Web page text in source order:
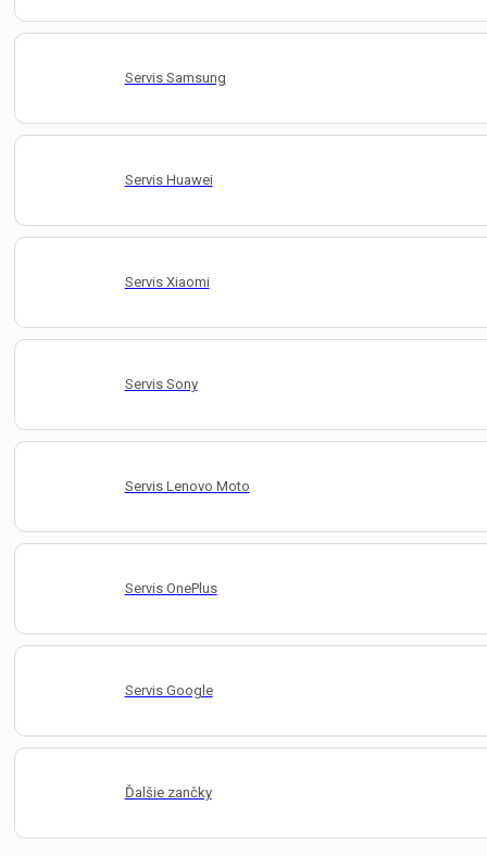
Servis Samsung
Servis Huawei
Servis Xiaomi
Servis Sony
Servis Lenovo Moto
Servis OnePlus
Servis Google
Ďalšie zančky